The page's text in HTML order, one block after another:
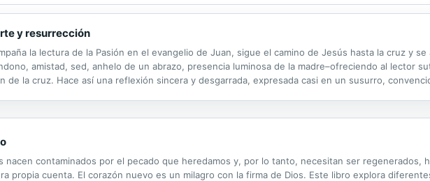
y resurrección
la lectura de la Pasión en el evangelio de Juan, sigue el camino de Jesús hasta la cruz y
amistad, sed, anhelo de un abrazo, presencia luminosa de la madre–ofreciendo al lector
de la cruz. Hace así una reflexión sincera y desgarrada, expresada casi en un susurro,
nacen contaminados por el pecado que heredamos y, por lo tanto, necesitan ser regenerados,
propia cuenta. El corazón nuevo es un milagro con la firma de Dios. Este libro explora